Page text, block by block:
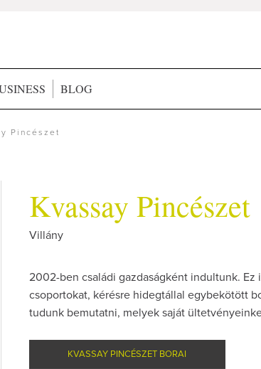
BLOG
Pincészet
Kvassay Pincészet
Villány
2002-ben családi gazdaságként indultunk.
csoportokat, kérésre hidegtállal egybekötött
tudunk bemutatni, melyek saját
KVASSAY PINCÉSZET BORAI